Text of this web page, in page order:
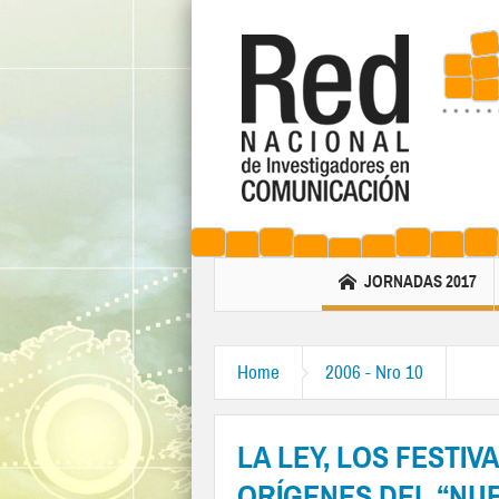
JORNADAS 2017
Home 2006 - Nro 10
LA LEY, LOS